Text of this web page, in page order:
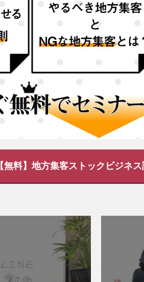
【無料】地方集客ストックビジネ